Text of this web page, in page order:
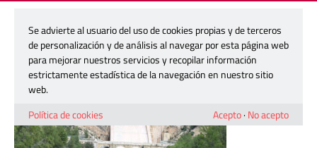
260414-puente-lucio-del-valle
14 abril, 2026
Se advierte al usuario del uso de cookies propias y de terceros
de personalización y de análisis al navegar por esta página web
para mejorar nuestros servicios y recopilar información
estrictamente estadística de la navegación en nuestro sitio
web.
Política de cookies
Acepto· No acepto